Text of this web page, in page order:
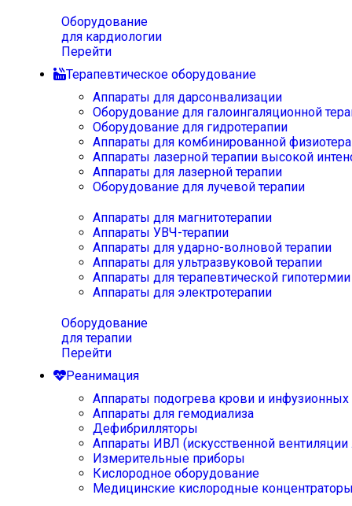
Оборудование
для кардиологии
Перейти
Терапевтическое оборудование
Аппараты для дарсонвализации
Оборудование для галоингаляционной
Оборудование для гидротерапии
Аппараты для комбинированной
Аппараты лазерной терапии высокой
Аппараты для лазерной терапии
Оборудование для лучевой терапии
Аппараты для магнитотерапии
Аппараты УВЧ-терапии
Аппараты для ударно-волновой терапии
Аппараты для ультразвуковой терапии
Аппараты для терапевтической
Аппараты для электротерапии
Оборудование
для терапии
Перейти
Реанимация
Аппараты подогрева крови и инфузионных
Аппараты для гемодиализа
Дефибрилляторы
Аппараты ИВЛ (искусственной вентиляции
Измерительные приборы
Кислородное оборудование
Медицинские кислородные